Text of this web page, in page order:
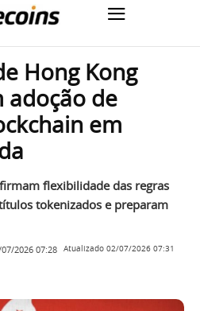
Hong Kong
adoção de
em
flexibilidade das regras
tokenizados e preparam
2026 07:28 Atualizado 02/07/2026 07:31